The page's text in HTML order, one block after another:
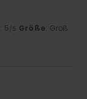
: 5/5 Größe: Groß